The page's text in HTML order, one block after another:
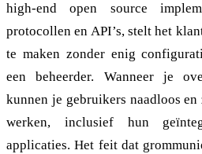
high-end open source
protocollen en API’s, stelt het
te maken zonder enig
een beheerder. Wanneer je
kunnen je gebruikers naadloos
werken, inclusief hun
applicaties. Het feit dat